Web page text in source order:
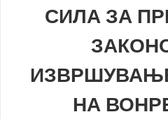
СИЛА ЗА
НА